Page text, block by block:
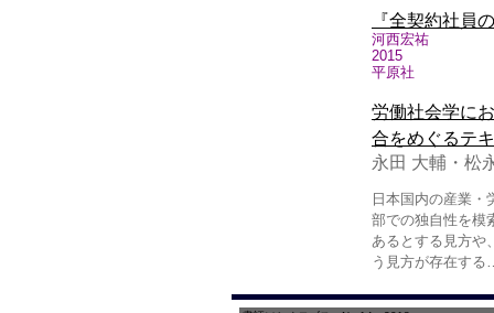
『全契約社員
河西宏祐
2015
平原社
労働社会学に
合をめぐるテ
永田 大輔・松
日本国内の産業・
部での独自性を模
あるとする見方や
う見方が存在す